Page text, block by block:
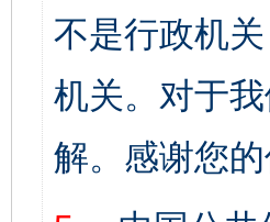
不是行政机
机关。对于
解。感谢您的